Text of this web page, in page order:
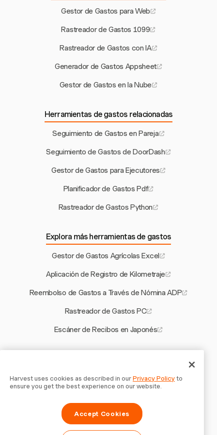
Gestor de Gastos para Web
Rastreador de Gastos 1099
Rastreador de Gastos con IA
Generador de Gastos Appsheet
Gestor de Gastos en la Nube
Herramientas de gastos relacionadas
Seguimiento de Gastos en Pareja
Seguimiento de Gastos de DoorDash
Gestor de Gastos para Ejecutores
Planificador de Gastos Pdf
Rastreador de Gastos Python
Explora más herramientas de gastos
Gestor de Gastos Agrícolas Excel
Aplicación de Registro de Kilometraje
Reembolso de Gastos a Través de Nómina ADP
Rastreador de Gastos PC
Escáner de Recibos en Japonés
Calculadora de Descansos para Pennsylvania
Software de Facturación para Educación
Harvest uses cookies as described in ourPrivacy Policyto
ensure you get the best experience on our website.
Accept Cookies